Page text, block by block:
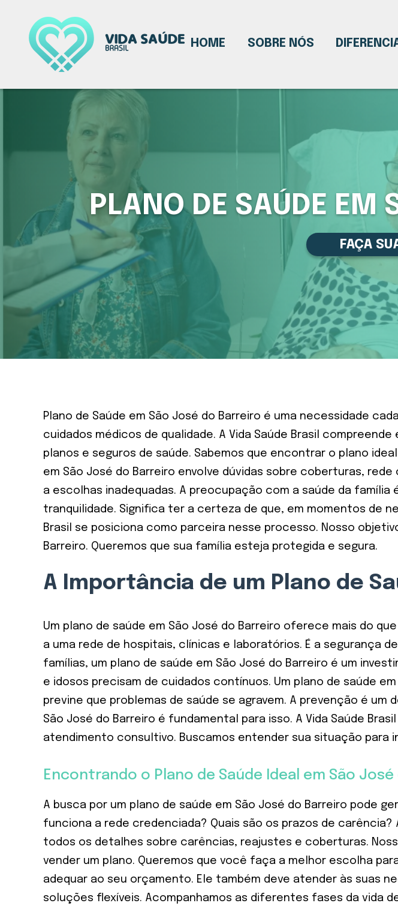
HOME SOBRE NÓS
PLANO DE SAÚDE EM
FAÇA
Plano de Saúde em São José do Barreiro é uma necessidade
cuidados médicos de qualidade. A Vida Saúde Brasil
planos e seguros de saúde. Sabemos que encontrar o plano
em São José do Barreiro envolve dúvidas sobre coberturas,
a escolhas inadequadas. A preocupação com a saúde da
tranquilidade. Significa ter a certeza de que, em momentos de
Brasil se posiciona como parceira nesse processo. Nosso
Barreiro. Queremos que sua família esteja protegida e segura.
A Importância de um Plano de
Um plano de saúde em São José do Barreiro oferece mais do
a uma rede de hospitais, clínicas e laboratórios. É a segurança
famílias, um plano de saúde em São José do Barreiro é um
e idosos precisam de cuidados contínuos. Um plano de saúde
previne que problemas de saúde se agravem. A prevenção é um
São José do Barreiro é fundamental para isso. A Vida Saúde
atendimento consultivo. Buscamos entender sua situação para
Encontrando o Plano de Saúde Ideal em São
A busca por um plano de saúde em São José do Barreiro pode
funciona a rede credenciada? Quais são os prazos de
todos os detalhes sobre carências, reajustes e coberturas.
vender um plano. Queremos que você faça a melhor escolha
adequar ao seu orçamento. Ele também deve atender às suas
soluções flexíveis. Acompanhamos as diferentes fases da vida